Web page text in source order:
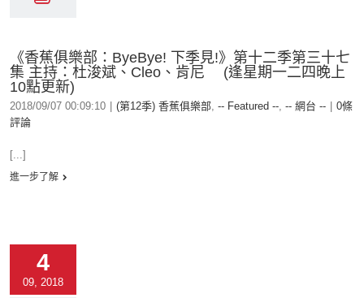
《香蕉俱樂部：ByeBye! 下季見!》第十二季第三十七
集 主持：杜浚斌、Cleo、肯尼 (逢星期一二四晚上
10點更新)
2018/09/07 00:09:10 (第12季) 香蕉俱樂部, -- Featured --, -- 網台 --
0條
評論
[...]
進一步了解
4
09, 2018